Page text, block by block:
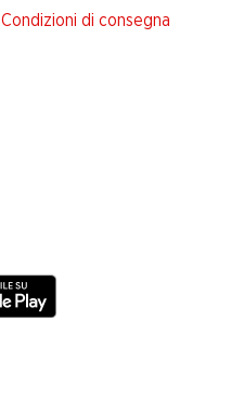
Condizioni di consegna